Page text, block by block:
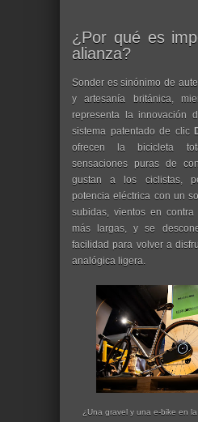
¿Por qué es
alianza?
Sonder es sinónimo de
y artesanía británica,
representa la innovación
sistema patentado de clic
ofrecen la bicicleta
sensaciones puras de
gustan a los ciclistas,
potencia eléctrica con un
subidas, vientos en
más largas, y se
facilidad para volver a
analógica ligera.
¿Una gravel y una e-bike en